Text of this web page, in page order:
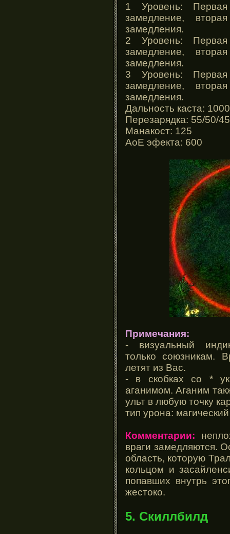
1 Уровень:
замедление,
замедления.
2 Уровень:
замедление,
замедления.
3 Уровень:
замедление,
замедления.
Дальность каста:
Перезарядка: 55/50/
Манакост: 125
АоЕ эфекта: 600
Примечания:
- визуальный
только союзникам.
летят из Вас.
- в скобках со *
аганимом. Аганим
ульт в любую точку
тип урона: магический
Комментарии:
враги замедляются.
область, которую
кольцом и
попавших внутрь
жестоко.
5. Скиллбилд